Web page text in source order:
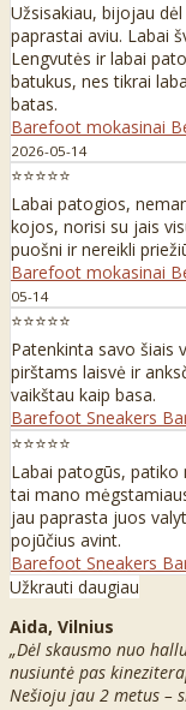
Užsisakiau, bijojau
paprastai aviu. Labai
Lengvutės ir labai
batukus, nes tikrai
batas.
Barefoot mokasinai
2026-05-14
⭐⭐⭐⭐⭐
Labai patogios,
kojos, norisi su jais
puošni ir nereikli
Barefoot mokasinai
05-14
⭐⭐⭐⭐⭐
Patenkinta savo šiais
pirštams laisvė ir
vaikštau kaip basa.
Barefoot Sneakers
⭐⭐⭐⭐⭐
Labai patogūs, patiko
tai mano
jau paprasta juos
pojūčius avint.
Barefoot Sneakers
Užkrauti daugiau
Aida, Vilnius
„Dėl skausmo nuo
nusiuntė pas
Nešioju jau 2 metus –